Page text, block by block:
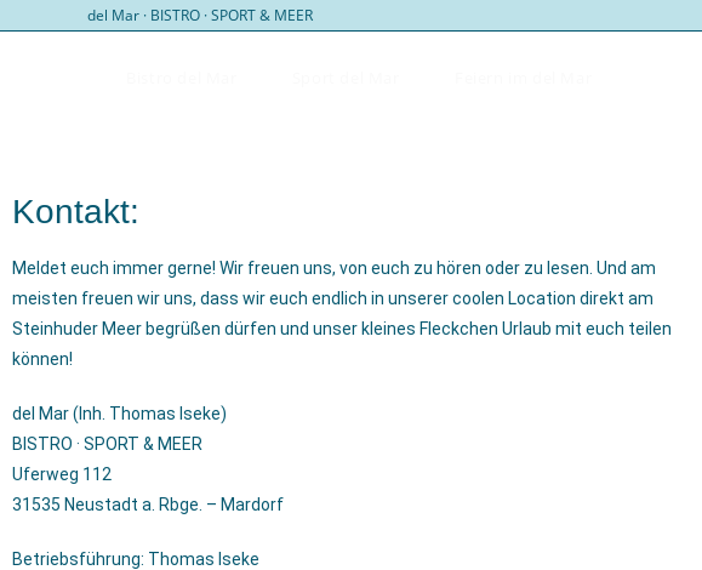
del Mar · BISTRO · SPORT & MEER
Kontakt:
Meldet euch immer gerne! Wir freuen uns, von euch zu hören oder zu lesen. Und am
meisten freuen wir uns, dass wir euch endlich in unserer coolen Location direkt am
Steinhuder Meer begrüßen dürfen und unser kleines Fleckchen Urlaub mit euch teilen
können!
del Mar (Inh. Thomas Iseke)
BISTRO · SPORT & MEER
Uferweg 112
31535 Neustadt a. Rbge. – Mardorf
Betriebsführung: Thomas Iseke